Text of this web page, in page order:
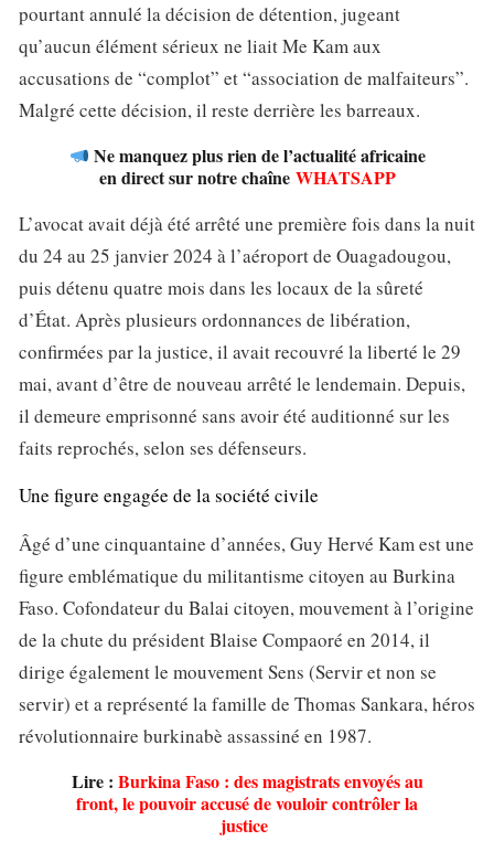
pourtant annulé la décision de détention, jugeant
qu’aucun élément sérieux ne liait Me Kam aux
accusations de “complot” et “association de malfaiteurs”.
Malgré cette décision, il reste derrière les barreaux.
Ne manquez plus rien de l’actualité africaine
en direct sur notre chaîne WHATSAPP
L’avocat avait déjà été arrêté une première fois dans la nuit
du 24 au 25 janvier 2024 à l’aéroport de Ouagadougou,
puis détenu quatre mois dans les locaux de la sûreté
d’État. Après plusieurs ordonnances de libération,
confirmées par la justice, il avait recouvré la liberté le 29
mai, avant d’être de nouveau arrêté le lendemain. Depuis,
il demeure emprisonné sans avoir été auditionné sur les
faits reprochés, selon ses défenseurs.
Une figure engagée de la société civile
Âgé d’une cinquantaine d’années, Guy Hervé Kam est une
figure emblématique du militantisme citoyen au Burkina
Faso. Cofondateur du Balai citoyen, mouvement à l’origine
de la chute du président Blaise Compaoré en 2014, il
dirige également le mouvement Sens (Servir et non se
servir) et a représenté la famille de Thomas Sankara, héros
révolutionnaire burkinabè assassiné en 1987.
Lire : Burkina Faso : des magistrats envoyés au
front, le pouvoir accusé de vouloir contrôler la
justice